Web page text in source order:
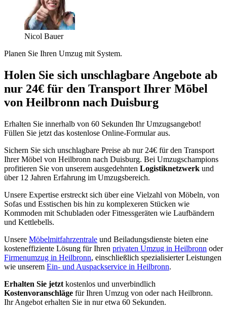
Nicol Bauer
Planen Sie Ihren Umzug mit System.
Holen Sie sich unschlagbare Angebote ab
nur 24€ für den Transport Ihrer Möbel
von Heilbronn nach Duisburg
Erhalten Sie innerhalb von 60 Sekunden Ihr Umzugsangebot!
Füllen Sie jetzt das kostenlose Online-Formular aus.
Sichern Sie sich unschlagbare Preise ab nur 24€ für den Transport
Ihrer Möbel von Heilbronn nach Duisburg. Bei Umzugschampions
profitieren Sie von unserem ausgedehnten Logistiknetzwerk und
über 12 Jahren Erfahrung im Umzugsbereich.
Unsere Expertise erstreckt sich über eine Vielzahl von Möbeln, von
Sofas und Esstischen bis hin zu komplexeren Stücken wie
Kommoden mit Schubladen oder Fitnessgeräten wie Laufbändern
und Kettlebells.
Unsere Möbelmitfahrzentrale und Beiladungsdienste bieten eine
kosteneffiziente Lösung für Ihren privaten Umzug in Heilbronn oder
Firmenumzug in Heilbronn, einschließlich spezialisierter Leistungen
wie unserem Ein- und Auspackservice in Heilbronn.
Erhalten Sie jetzt kostenlos und unverbindlich
Kostenvoranschläge für Ihren Umzug von oder nach Heilbronn.
Ihr Angebot erhalten Sie in nur etwa 60 Sekunden.